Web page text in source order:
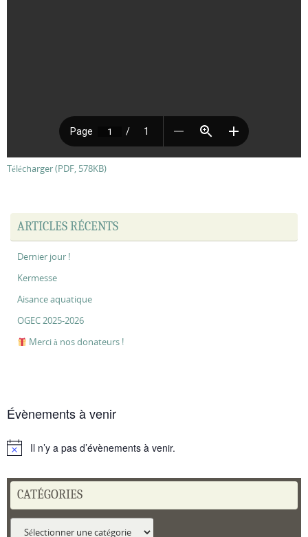
Télécharger (PDF, 578KB)
ARTICLES RÉCENTS
Dernier jour !
Kermesse
Aisance aquatique
OGEC 2025-2026
Merci à nos donateurs !
Évènements à venir
NoticeIl n’y a pas d’évènements à venir.
CATÉGORIES